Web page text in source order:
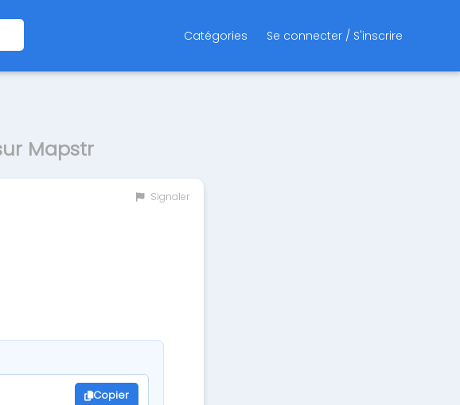
Catégories Se connecter / S'inscrire
Mapstr
Signaler
Copier